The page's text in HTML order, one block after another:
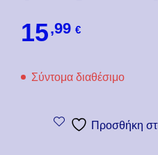
15,99 €
Σύντομα διαθέσιμο
Προσθήκη